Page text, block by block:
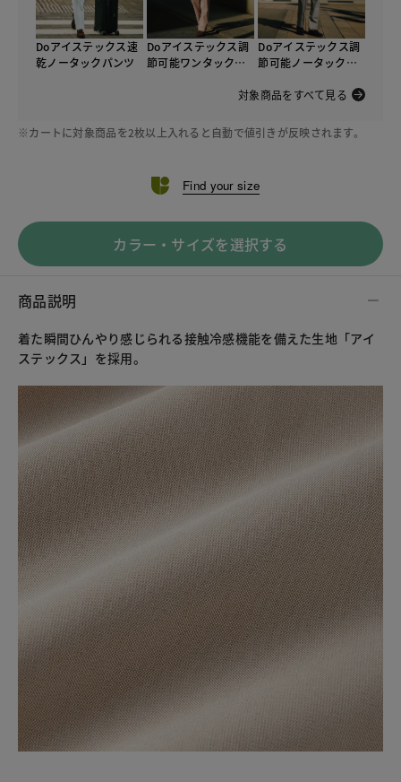
Doアイステックス速
乾ノータックパンツ
Doアイステックス調
節可能ワンタックパ
Doアイステックス調
節可能ノータックパ
対象商品をすべて見る
※カートに対象商品を2枚以上入れると自動で値引きが反映されます。
Find your size
カラー・サイズを選択する
商品説明
着た瞬間ひんやり感じられる接触冷感機能を備えた生地「アイ
ステックス」を採用。